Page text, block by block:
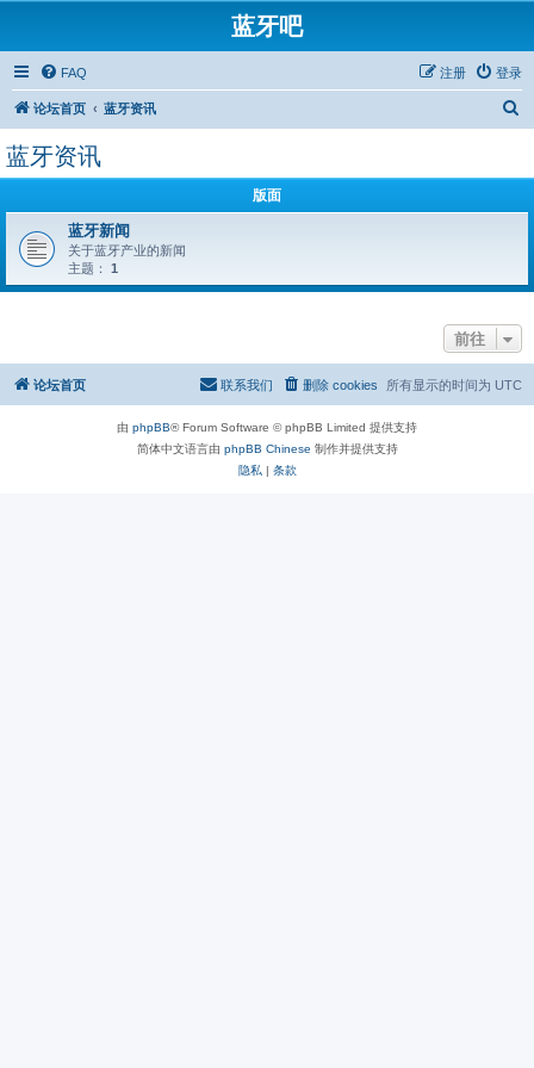
蓝牙吧
FAQ 登录
注册
论坛首页 蓝牙资讯
蓝牙资讯
版面
蓝牙新闻
关于蓝牙产业的新闻
主题： 1
前往
论坛首页 所有显示的时间为 UTC
删除 cookies
联系我们
由 phpBB® Forum Software © phpBB Limited 提供支持
简体中文语言由 phpBB Chinese 制作并提供支持
隐私 | 条款